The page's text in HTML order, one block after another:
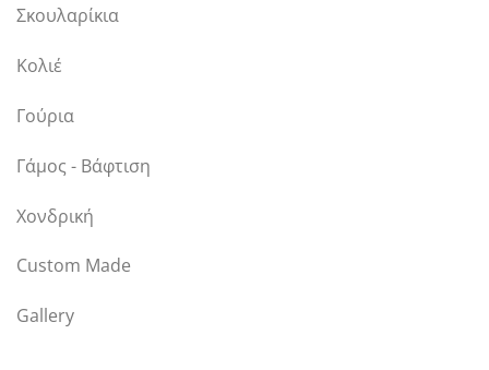
Σκουλαρίκια
Κολιέ
Γούρια
Γάμος - Βάφτιση
Χονδρική
Custom Made
Gallery